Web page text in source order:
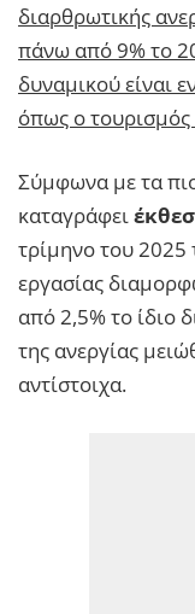
διαρθρωτικής
πάνω από 9% το
δυναμικού είναι
όπως ο τουρισμός
Σύμφωνα με τα
καταγράφει
τρίμηνο του
εργασίας
από 2,5% το ίδιο
της ανεργίας
αντίστοιχα.